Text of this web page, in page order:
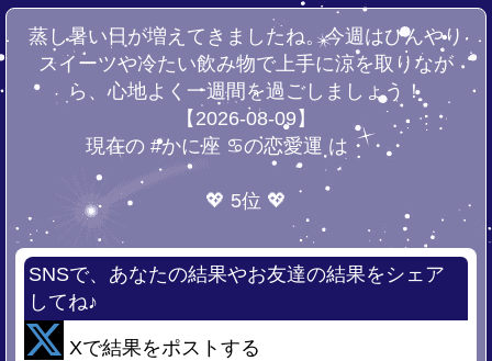
蒸し暑い日が増えてきましたね。今週はひんやり
スイーツや冷たい飲み物で上手に涼を取りなが
ら、心地よく一週間を過ごしましょう！
【2026-08-09】
現在の #かに座 ♋の恋愛運 は・・・
💖 5位 💖
SNSで、あなたの結果やお友達の結果をシェア
してね♪
Xで結果をポストする